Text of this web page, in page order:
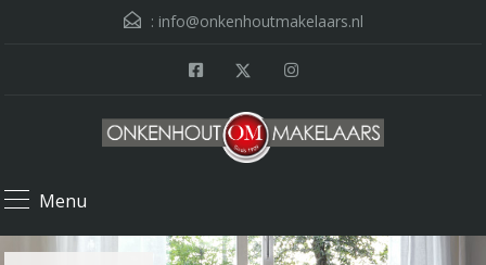
: info@onkenhoutmakelaars.nl
Menu